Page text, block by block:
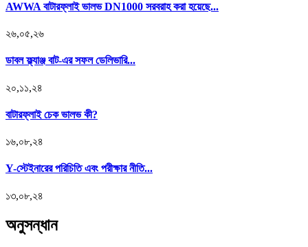
AWWA বাটারফ্লাই ভালভ DN1000 সরবরাহ করা হয়েছে...
২৬,০৫,২৬
ডাবল ফ্ল্যাঞ্জ বাট-এর সফল ডেলিভারি...
২০,১১,২৪
বাটারফ্লাই চেক ভালভ কী?
১৬,০৮,২৪
Y-স্টেইনারের পরিচিতি এবং পরীক্ষার নীতি...
১৩,০৮,২৪
অনুসন্ধান